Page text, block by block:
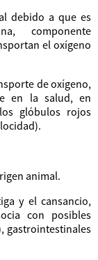
a que es
componente
el oxígeno
de oxígeno,
en la salud, en
glóbulos rojos
animal.
y el cansancio,
con posibles
gastrointestinales